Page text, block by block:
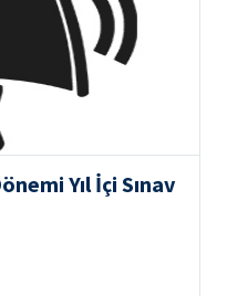
Yıl İçi Sınav